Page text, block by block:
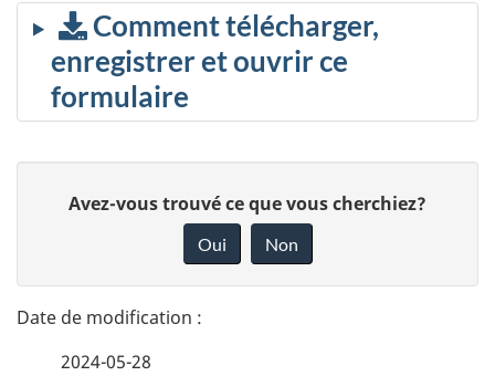
Comment télécharger,
enregistrer et ouvrir ce
formulaire
t
a
n
Avez-vous trouvé ce que vous cherchiez?
Oui Non
2024-05-28